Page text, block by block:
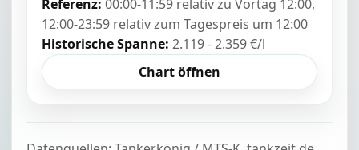
Referenz: 00:00-11:59 relativ zu Vortag 12:00,
12:00-23:59 relativ zum Tagespreis um 12:00
Historische Spanne: 2.119 - 2.359 €/l
Chart öffnen